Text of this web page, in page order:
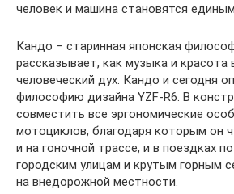
человек и машина становятся
Кандо – старинная японская
рассказывает, как музыка и красота
человеческий дух. Кандо и сегодня
философию дизайна YZF-R6. В
совместить все эргономические
мотоциклов, благодаря которым он
и на гоночной трассе, и в поездках
городским улицам и крутым горным
на внедорожной местности.